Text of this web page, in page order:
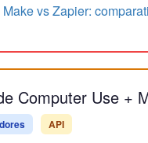
Make vs Zapier:
Computer Use +
API